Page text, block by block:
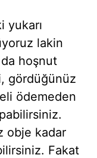
yukarı
lakin
hoşnut
gördüğünüz
ödemeden
obje kadar
Fakat